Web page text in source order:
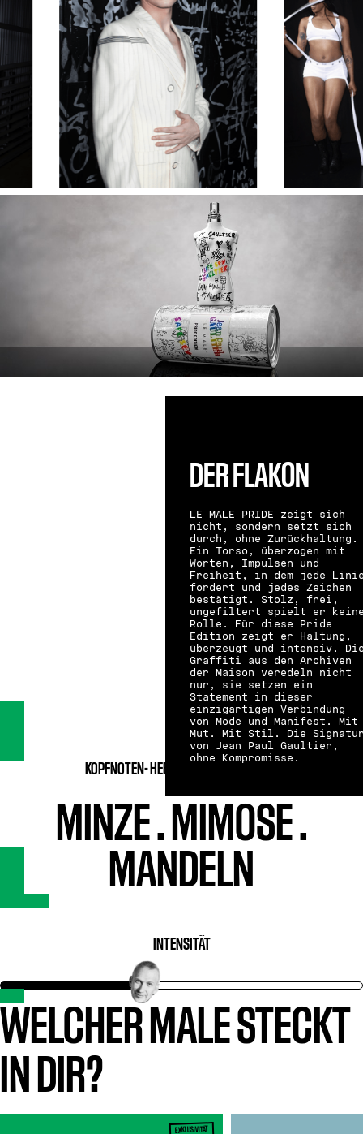
DER FLAKON
LE MALE PRIDE zeigt sich
nicht, sondern setzt sich
durch, ohne Zurückhaltung.
Ein Torso, überzogen mit
Worten, Impulsen und
Freiheit, in dem jede
fordert und jedes Zeichen
bestätigt. Stolz, frei,
ungefiltert spielt er
Rolle. Für diese Pride
Edition zeigt er Haltung,
überzeugt und intensiv.
Graffiti aus den Archiven
der Maison veredeln nicht
nur, sie setzen ein
Statement in dieser
einzigartigen Verbindung
von Mode und Manifest. Mit
Mut. Mit Stil. Die
von Jean Paul Gaultier,
ohne Kompromisse.
KOPFNOTEN- HERZNOTEN-
MINZE. MIMOSE.
MANDELN
INTENSITÄT
WELCHER MALE STECKT
IN DIR?
EXKLUSIVITÄT